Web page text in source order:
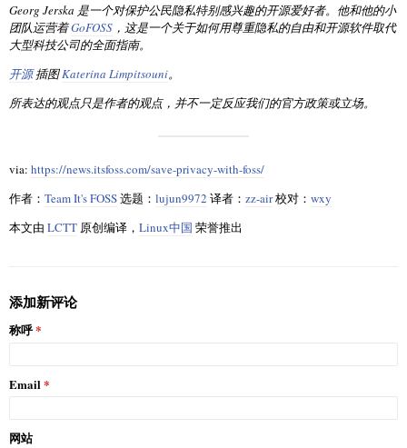
Georg Jerska 是一个对保护公民隐私特别感兴趣的开源爱好者。他和他的小
团队运营着GoFOSS ，这是一个关于如何用尊重隐私的自由和开源软件取代
大型科技公司的全面指南。
开源插图Katerina Limpitsouni。
所表达的观点只是作者的观点，并不一定反应我们的官方政策或立场。
via: https://news.itsfoss.com/save-privacy-with-foss/
作者： Team It's FOSS选题： lujun9972 译者： zz-air校对： wxy
本文由 LCTT 原创编译， Linux中国 荣誉推出
添加新评论
称呼
Email
网站